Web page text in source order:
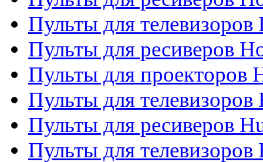
Пульты для
Пульты для ресиверов
Пульты для проекторов
Пульты для телевизоров
Пульты для ресиверов
Пульты для